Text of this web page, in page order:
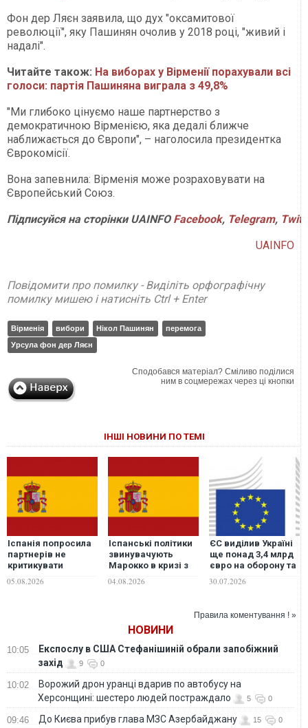
Фон дер Ляєн заявила, що дух "оксамитової
революції", яку Пашинян очолив у 2018 році, "живий і
надалі".
Читайте також: На виборах у Вірменії порахували всі
голоси: партія Пашиняна виграла з 49,8%
"Ми глибоко цінуємо наше партнерство з
демократичною Вірменією, яка дедалі ближче
наближається до Європи", – наголосила президентка
Єврокомісії.
Вона запевнила: Вірменія може розраховувати на
Європейський Союз.
ПідписуйсянасторінкиUAINFO Facebook, Telegram,
UAINFO
Повідомити про помилку - Виділіть орфографічну
помилку мишею і натисніть Ctrl + Enter
Вірменія вибори Нікол Пашинян
перемога
Урсула фон дер Ляєн
Сподобався матеріал? Сміливо поділися
ним в соцмережах через ці кнопки
ІНШІ НОВИНИ ПО ТЕМІ
Іспанія попросила
партнерів не
критикувати
мігрантів у Сеуті, -
05.08.2026
Іспанські політики
звинувачують
Марокко в кризі з
й вимагають
04.08.2026
ЄС виділив Україні
ще понад 3,4 млрд
євро на оборону та
30.07.2026
Правила коментування ! »
НОВИНИ
10:05
Експослу в США Стефанішиній обрали запобіжний
захід
9 0
10:02
Ворожий дрон уранці вдарив по автобусу на
Херсонщині: шестеро людей постраждало
5 0
09:46 До Києва прибув глава МЗС Азербайджану 15 0